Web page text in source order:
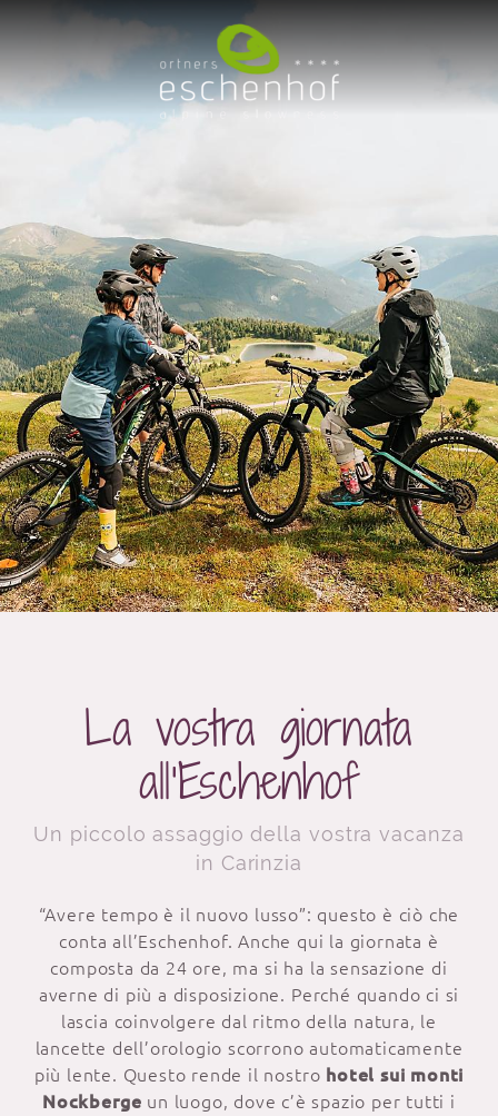
La vostra giornata
all’Eschenhof
Un piccolo assaggio della vostra vacanza
in Carinzia
“Avere tempo è il nuovo lusso”: questo è ciò che
conta all’Eschenhof. Anche qui la giornata è
composta da 24 ore, ma si ha la sensazione di
averne di più a disposizione. Perché quando ci si
lascia coinvolgere dal ritmo della natura, le
lancette dell’orologio scorrono automaticamente
più lente. Questo rende il nostro hotel sui monti
Nockberge un luogo, dove c’è spazio per tutti i